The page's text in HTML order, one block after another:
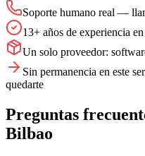
Soporte humano real —
13+ años de experiencia
Un solo proveedor:
Sin permanencia en este
quedarte
Preguntas
Bilbao